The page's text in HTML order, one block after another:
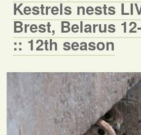
Kestrels nests
Brest, Belarus
:: 12th season